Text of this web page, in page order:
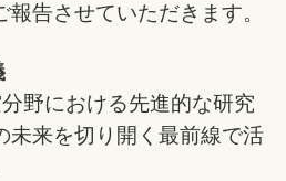
告させていただきます。
野における先進的な研究
未来を切り開く最前線で活